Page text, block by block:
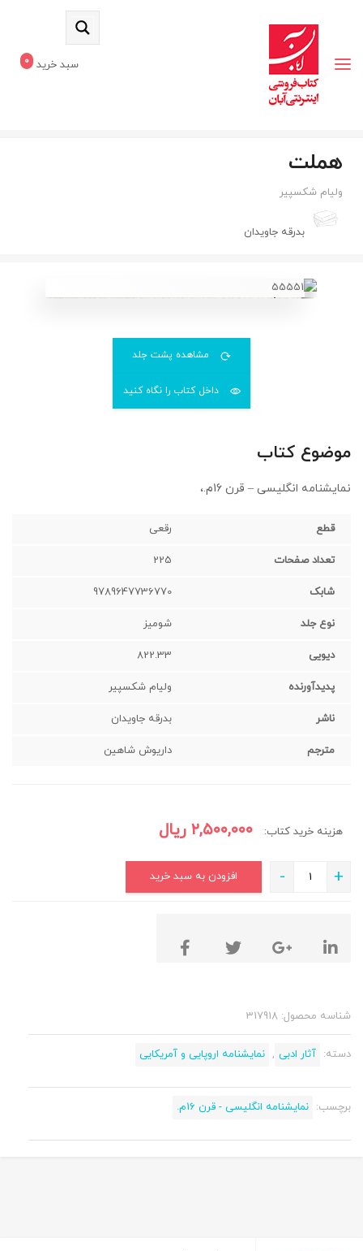
سبد خرید 0
هملت
ولیام شکسپیر
بدرقه جاویدان
مشاهده پشت جلد
داخل کتاب را نگاه کنید
موضوع کتاب
نمایشنامه انگلیسی – قرن 16م.،
قطع رقعی‌
تعداد صفحات 225
شابک 9789647736770
نوع جلد شومیز
دیویی 822.33
پدیدآورنده ولیام شکسپیر
ناشر بدرقه جاویدان
مترجم داریوش شاهین
هزینه خرید کتاب: ۲,۵۰۰,۰۰۰ ریال
+
- افزودن به سبد خرید
شناسه محصول: 317918
دسته: آثار ادبی , نمایشنامه اروپایی و آمریکایی
برچسب: نمایشنامه انگلیسی - قرن 16م.